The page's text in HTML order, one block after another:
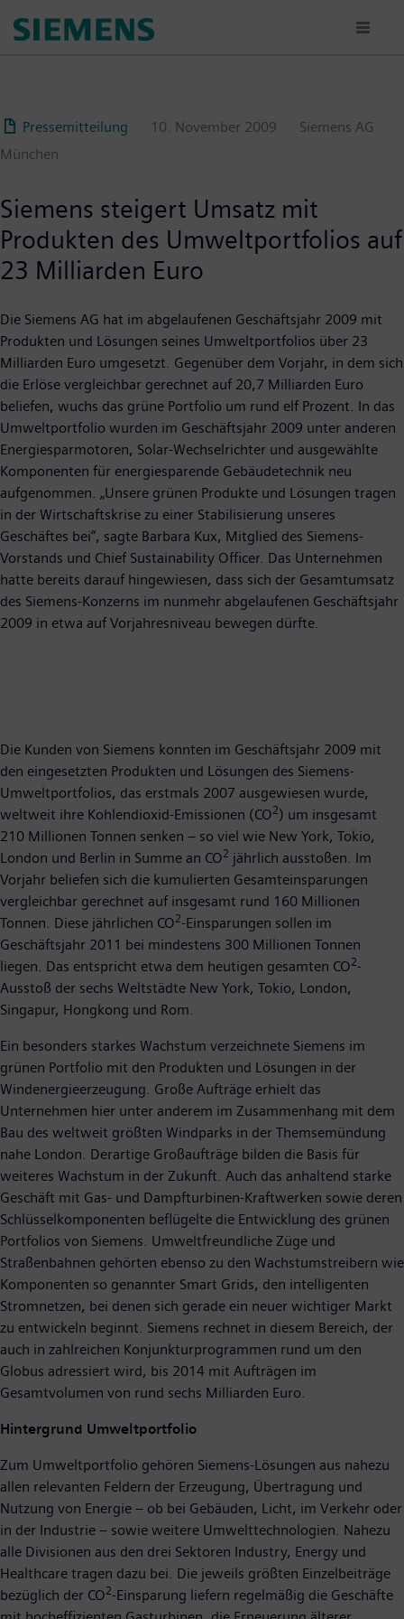
para
Pressemitteilung
10. November 2009
Siemens AG
München
Siemens steigert Umsatz mit
Produkten des Umweltportfolios auf
23 Milliarden Euro
Die Siemens AG hat im abgelaufenen Geschäftsjahr 2009 mit
Produkten und Lösungen seines Umweltportfolios über 23
Milliarden Euro umgesetzt. Gegenüber dem Vorjahr, in dem sich
die Erlöse vergleichbar gerechnet auf 20,7 Milliarden Euro
beliefen, wuchs das grüne Portfolio um rund elf Prozent. In das
Umweltportfolio wurden im Geschäftsjahr 2009 unter anderen
Energiesparmotoren, Solar-Wechselrichter und ausgewählte
Komponenten für energiesparende Gebäudetechnik neu
aufgenommen. „Unsere grünen Produkte und Lösungen tragen
in der Wirtschaftskrise zu einer Stabilisierung unseres
Geschäftes bei“, sagte Barbara Kux, Mitglied des Siemens-
Vorstands und Chief Sustainability Officer. Das Unternehmen
hatte bereits darauf hingewiesen, dass sich der Gesamtumsatz
des Siemens-Konzerns im nunmehr abgelaufenen Geschäftsjahr
2009 in etwa auf Vorjahresniveau bewegen dürfte.
Die Kunden von Siemens konnten im Geschäftsjahr 2009 mit
den eingesetzten Produkten und Lösungen des Siemens-
Umweltportfolios, das erstmals 2007 ausgewiesen wurde,
weltweit ihre Kohlendioxid-Emissionen (CO2) um insgesamt
210 Millionen Tonnen senken – so viel wie New York, Tokio,
London und Berlin in Summe an CO2 jährlich ausstoßen. Im
Vorjahr beliefen sich die kumulierten Gesamteinsparungen
vergleichbar gerechnet auf insgesamt rund 160 Millionen
Tonnen. Diese jährlichen CO2-Einsparungen sollen im
Geschäftsjahr 2011 bei mindestens 300 Millionen Tonnen
liegen. Das entspricht etwa dem heutigen gesamten CO2-
Ausstoß der sechs Weltstädte New York, Tokio, London,
Singapur, Hongkong und Rom.
Ein besonders starkes Wachstum verzeichnete Siemens im
grünen Portfolio mit den Produkten und Lösungen in der
Windenergieerzeugung. Große Aufträge erhielt das
Unternehmen hier unter anderem im Zusammenhang mit dem
Bau des weltweit größten Windparks in der Themsemündung
nahe London. Derartige Großaufträge bilden die Basis für
weiteres Wachstum in der Zukunft. Auch das anhaltend starke
Geschäft mit Gas- und Dampfturbinen-Kraftwerken sowie deren
Schlüsselkomponenten beflügelte die Entwicklung des grünen
Portfolios von Siemens. Umweltfreundliche Züge und
Straßenbahnen gehörten ebenso zu den Wachstumstreibern wie
Komponenten so genannter Smart Grids, den intelligenten
Stromnetzen, bei denen sich gerade ein neuer wichtiger Markt
zu entwickeln beginnt. Siemens rechnet in diesem Bereich, der
auch in zahlreichen Konjunkturprogrammen rund um den
Globus adressiert wird, bis 2014 mit Aufträgen im
Gesamtvolumen von rund sechs Milliarden Euro.
Hintergrund Umweltportfolio
Zum Umweltportfolio gehören Siemens-Lösungen aus nahezu
allen relevanten Feldern der Erzeugung, Übertragung und
Nutzung von Energie – ob bei Gebäuden, Licht, im Verkehr oder
in der Industrie – sowie weitere Umwelttechnologien. Nahezu
alle Divisionen aus den drei Sektoren Industry, Energy und
Healthcare tragen dazu bei. Die jeweils größten Einzelbeiträge
bezüglich der CO2-Einsparung liefern regelmäßig die Geschäfte